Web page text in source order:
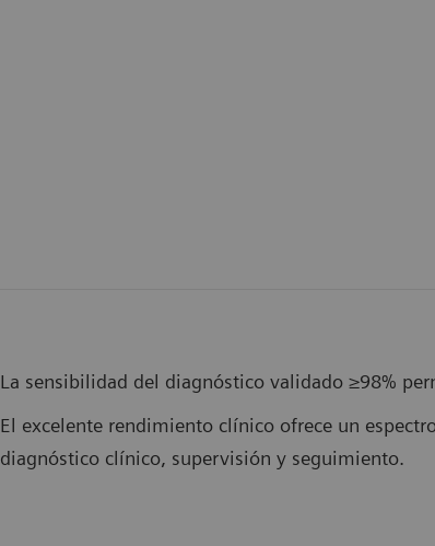
La sensibilidad del diagnóstico validado ≥98%
El excelente rendimiento clínico ofrece un
diagnóstico clínico, supervisión y seguimiento.